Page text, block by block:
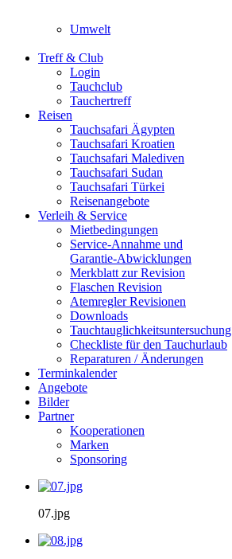
Umwelt
Treff & Club
Login
Tauchclub
Tauchertreff
Reisen
Tauchsafari Ägypten
Tauchsafari Kroatien
Tauchsafari Malediven
Tauchsafari Sudan
Tauchsafari Türkei
Reisenangebote
Verleih & Service
Mietbedingungen
Service-Annahme und
Garantie-Abwicklungen
Merkblatt zur Revision
Flaschen Revision
Atemregler Revisionen
Downloads
Tauchtauglichkeitsuntersuchung
Checkliste für den Tauchurlaub
Reparaturen / Änderungen
Terminkalender
Angebote
Bilder
Partner
Kooperationen
Marken
Sponsoring
07.jpg